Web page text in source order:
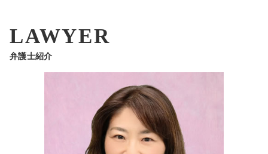
LAWYER
弁護士紹介